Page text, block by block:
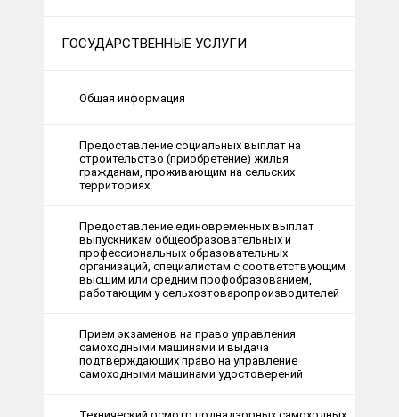
ГОСУДАРСТВЕННЫЕ УСЛУГИ
Общая информация
Предоставление социальных выплат на
строительство (приобретение) жилья
гражданам, проживающим на сельских
территориях
Предоставление единовременных выплат
выпускникам общеобразовательных и
профессиональных образовательных
организаций, специалистам с соответствующим
высшим или средним профобразованием,
работающим у сельхозтоваропроизводителей
Прием экзаменов на право управления
самоходными машинами и выдача
подтверждающих право на управление
самоходными машинами удостоверений